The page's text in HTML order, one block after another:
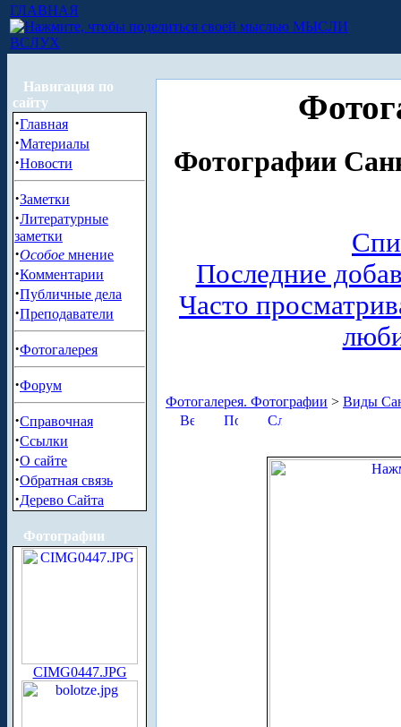
ГЛАВНАЯ
МЫСЛИ
ВСЛУХ
Навигация по
сайту
·Главная
·Материалы
·Новости
·Заметки
·Литературные
заметки
·Особое мнение
·Комментарии
·Публичные дела
·Преподаватели
·Фотогалерея
·Форум
·Справочная
·Ссылки
·О сайте
·Обратная связь
·Дерево Сайта
Фотографии
CIMG0447.JPG
Фотографии
Последние
Часто
Фотогалерея. Фотографии > Виды